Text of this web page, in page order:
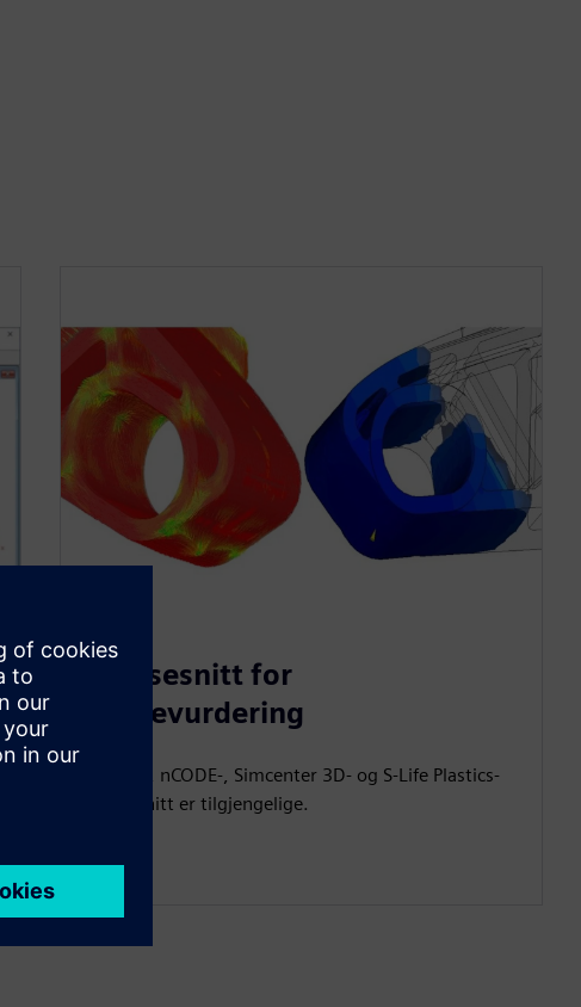
Grensesnitt for
styrkevurdering
FEMFAT-, nCODE-, Simcenter 3D- og S-Life Plastics-
grensesnitt er tilgjengelige.